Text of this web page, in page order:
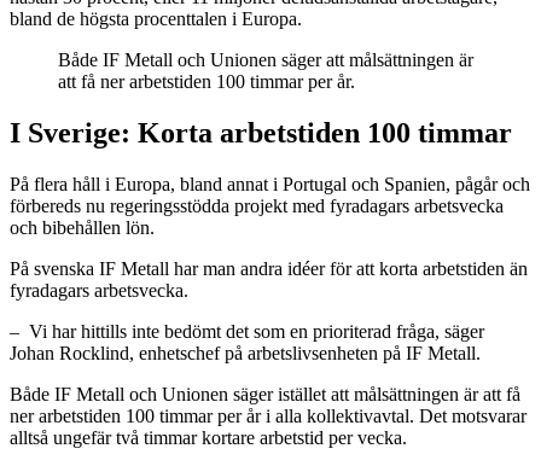
bland de högsta procenttalen i Europa.
Både IF Metall och Unionen säger att målsättningen är
att få ner arbetstiden 100 timmar per år.
I Sverige: Korta arbetstiden 100 timmar
På flera håll i Europa, bland annat i Portugal och Spanien, pågår och
förbereds nu regeringsstödda projekt med fyradagars arbetsvecka
och bibehållen lön.
På svenska IF Metall har man andra idéer för att korta arbetstiden än
fyradagars arbetsvecka.
– Vi har hittills inte bedömt det som en prioriterad fråga, säger
Johan Rocklind, enhetschef på arbetslivsenheten på IF Metall.
Både IF Metall och Unionen säger istället att målsättningen är att få
ner arbetstiden 100 timmar per år i alla kollektivavtal. Det motsvarar
alltså ungefär två timmar kortare arbetstid per vecka.